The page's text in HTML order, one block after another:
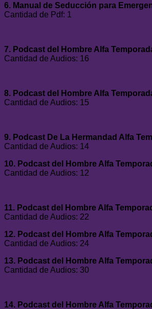
6. Manual de Seducción para
Cantidad de Pdf: 1
7. Podcast del Hombre Alfa
Cantidad de Audios: 16
8. Podcast del Hombre Alfa
Cantidad de Audios: 15
9. Podcast De La Hermandad Alfa
Cantidad de Audios: 14
10. Podcast del Hombre Alfa
Cantidad de Audios: 12
11. Podcast del Hombre Alfa
Cantidad de Audios: 22
12. Podcast del Hombre Alfa
Cantidad de Audios: 24
13. Podcast del Hombre Alfa
Cantidad de Audios: 30
14. Podcast del Hombre Alfa